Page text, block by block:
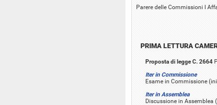
Parere delle Commissioni I
PRIMA LETTURA
Proposta di legge C. 2664
Iter in Commissione
Esame in Commissione
Iter in Assemblea
Discussione in